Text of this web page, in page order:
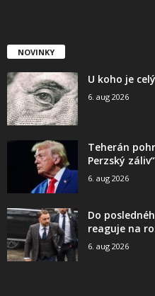
NOVINKY
U koho je
6. aug 2026
Teherán
Perzský záliv“
6. aug 2026
Do
reaguje na
6. aug 2026